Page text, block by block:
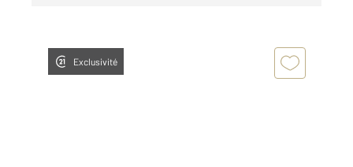
Exclusivité